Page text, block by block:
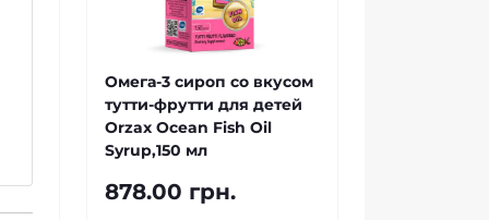
Омега-3 сироп со вкусом
тутти-фрутти для детей
Orzax Ocean Fish Oil
Syrup,150 мл
878.00 грн.